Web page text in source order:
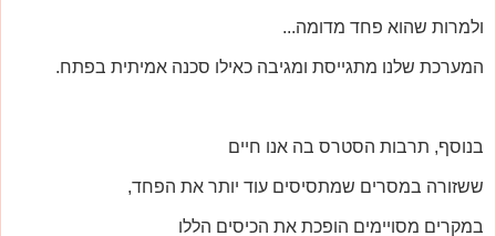
ולמרות שהוא פחד מדומה...
המערכת שלנו מתגייסת ומגיבה כאילו סכנה אמיתית בפתח.
בנוסף, תרבות הסטרס בה אנו חיים
ששזורה במסרים שמתסיסים עוד יותר את הפחד,
במקרים מסויימים הופכת את הכיסים הללו